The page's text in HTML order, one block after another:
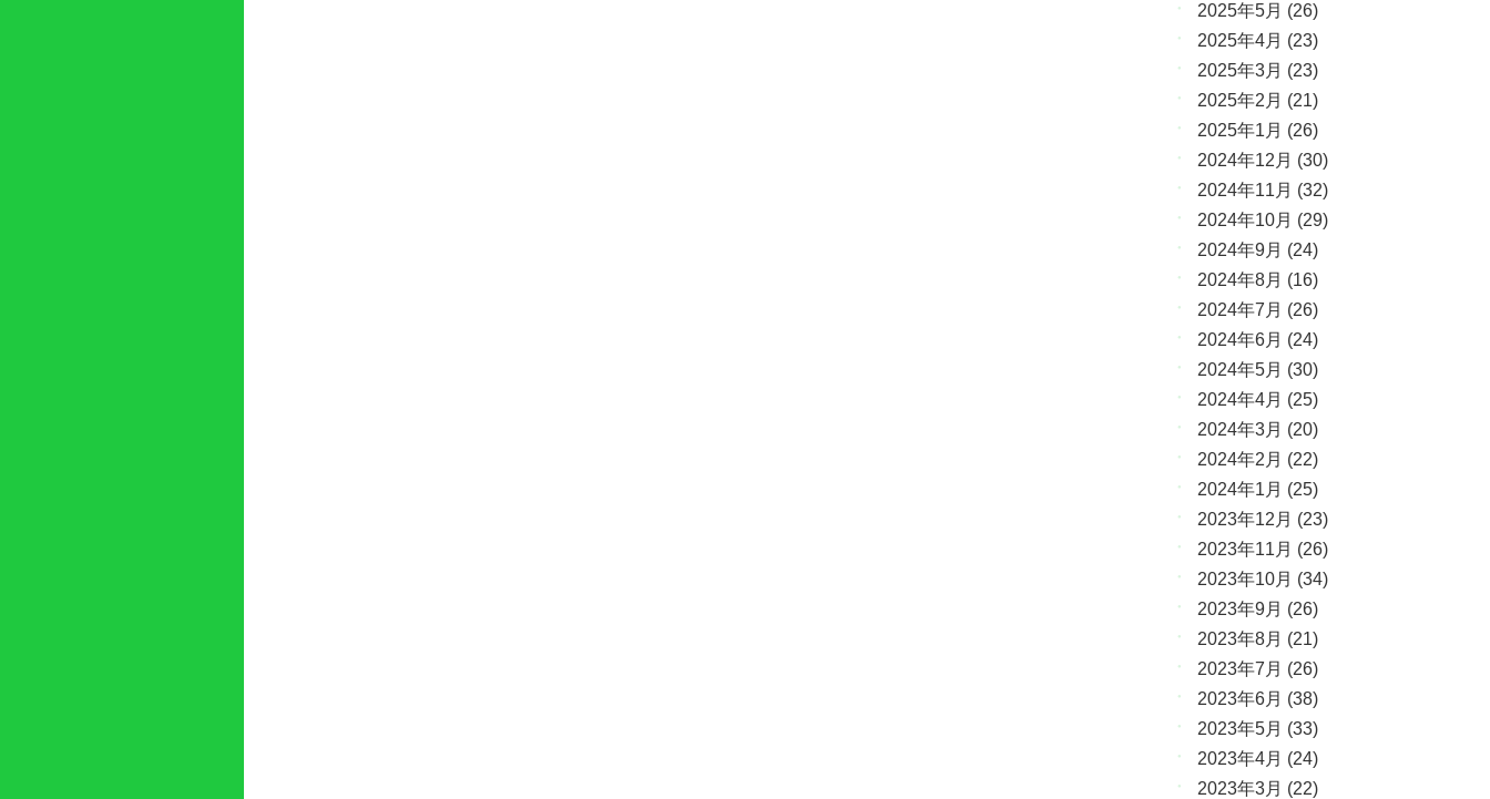
2025年5月 (26)
2025年4月 (23)
2025年3月 (23)
2025年2月 (21)
2025年1月 (26)
2024年12月 (30)
2024年11月 (32)
2024年10月 (29)
2024年9月 (24)
2024年8月 (16)
2024年7月 (26)
2024年6月 (24)
2024年5月 (30)
2024年4月 (25)
2024年3月 (20)
2024年2月 (22)
2024年1月 (25)
2023年12月 (23)
2023年11月 (26)
2023年10月 (34)
2023年9月 (26)
2023年8月 (21)
2023年7月 (26)
2023年6月 (38)
2023年5月 (33)
2023年4月 (24)
2023年3月 (22)